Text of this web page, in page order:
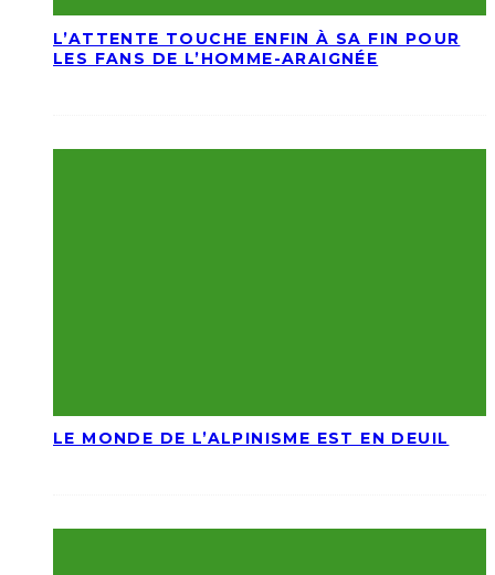
L’ATTENTE TOUCHE ENFIN À SA FIN POUR
LES FANS DE L’HOMME-ARAIGNÉE
LE MONDE DE L’ALPINISME EST EN DEUIL